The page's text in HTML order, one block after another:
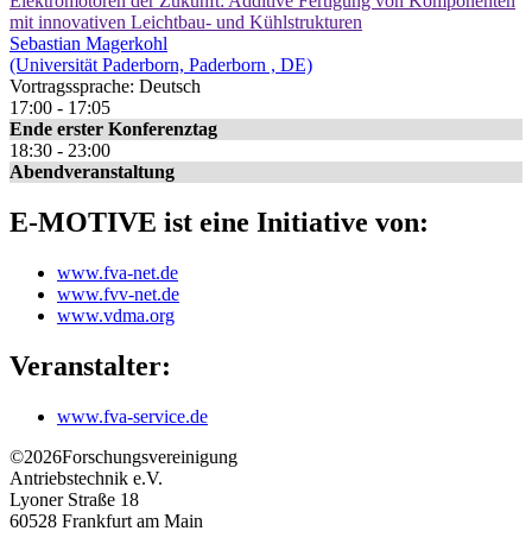
mit innovativen Leichtbau- und Kühlstrukturen
Sebastian Magerkohl
(Universität Paderborn, Paderborn , DE)
Vortragssprache: Deutsch
17:00 - 17:05
Ende erster Konferenztag
18:30 - 23:00
Abendveranstaltung
E-MOTIVE ist eine Initiative von:
www.fva-net.de
www.fvv-net.de
www.vdma.org
Veranstalter:
www.fva-service.de
©2026Forschungsvereinigung
Antriebstechnik e.V.
Lyoner Straße 18
60528 Frankfurt am Main